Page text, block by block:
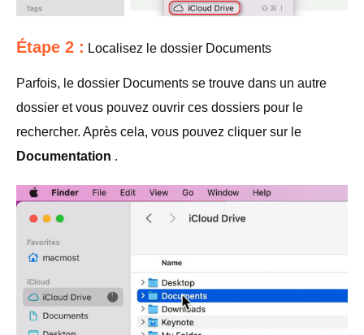
Étape 2 : Localisez le dossier Documents
Parfois, le dossier Documents se trouve dans un autre
dossier et vous pouvez ouvrir ces dossiers pour le
rechercher. Après cela, vous pouvez cliquer sur le
Documentation .